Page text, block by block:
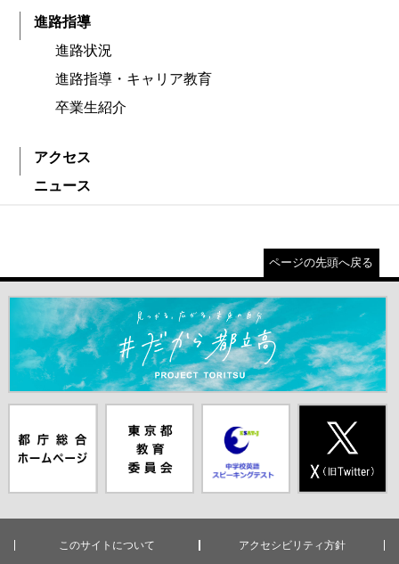
進路指導
進路状況
進路指導・キャリア教育
卒業生紹介
アクセス
ニュース
ページの先頭へ戻る
＃だから都立高（別ウインドウが開きます）
ムページ（別
ウインドウが
員会（別ウイ
ンドウが開き
ピーキングテ
スト（別ウイ
ンドウが開き
（別ウインド
ウが開きま
す）
このサイトについて アクセシビリティ方針